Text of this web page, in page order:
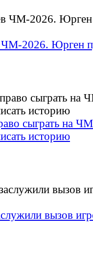
ЧМ-2026. Юрген
сыграть на
историю
вызов